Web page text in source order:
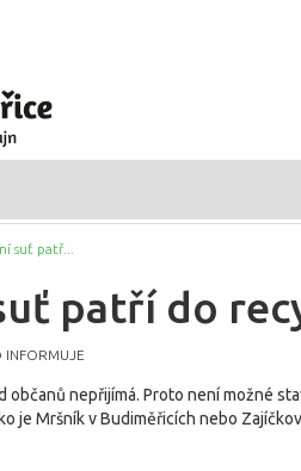
suť patř...
patří do
občanů nepřijímá. Proto není možné
je Mršník v Budiměřicích nebo